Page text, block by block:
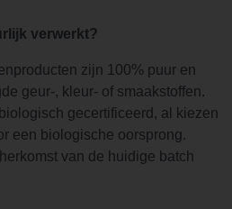
verwerkt?
zijn 100% puur en
geur-, kleur- of smaakstoffen.
gecertificeerd, al kiezen
een biologische oorsprong.
van de huidige batch